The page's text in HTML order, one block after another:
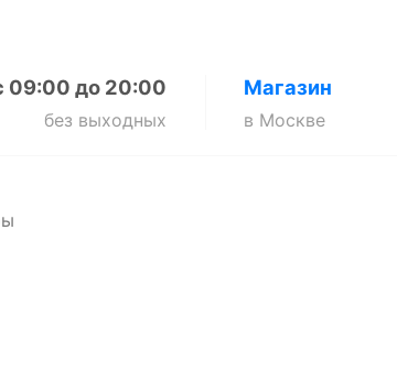
Магазин
в Москве
09:00 до 20:00
без выходных